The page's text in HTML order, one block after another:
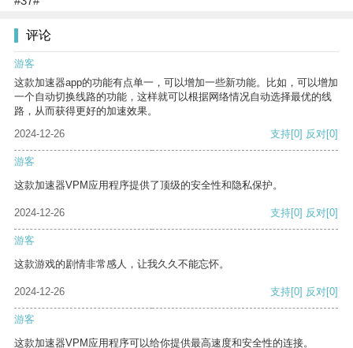
评论
游客
这款加速器app的功能有点单一，可以增加一些新功能。比如，可以增加
一个自动切换线路的功能，这样就可以根据网络情况自动选择最优的线
路，从而获得更好的加速效果。
2024-12-26
支持[0] 反对[0]
游客
这款加速器VPM应用程序提供了顶级的安全性和隐私保护。
2024-12-26 支持[0] 反对[0]
游客
这款游戏的剧情非常感人，让我久久不能忘怀。
2024-12-26 支持[0] 反对[0]
游客
这款加速器VPM应用程序可以给你提供最高速度和安全性的连接。